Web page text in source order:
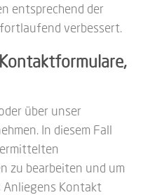
entsprechend der
verbessert.
über unser
In diesem Fall
zu bearbeiten und um
Anliegens Kontakt